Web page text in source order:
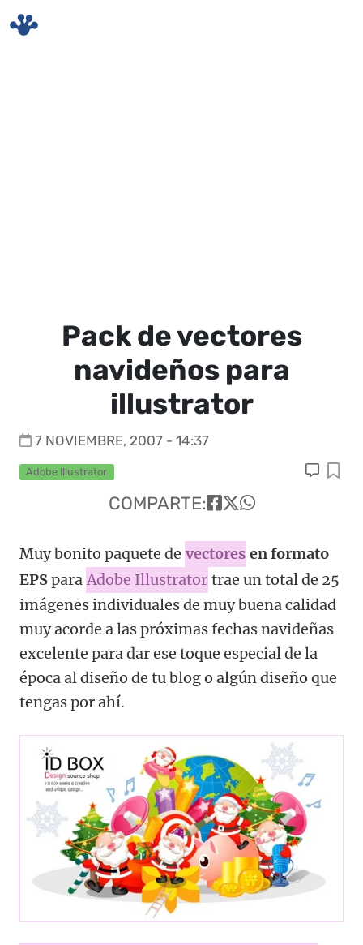
Pack de vectores
navideños para
illustrator
7 NOVIEMBRE, 2007 - 14:37
Adobe Illustrator
COMPARTE:
Muy bonito paquete de vectores en formato
EPSpara Adobe Illustrator trae un total de 25
imágenes individuales de muy buena calidad
muy acorde a las próximas fechas navideñas
excelente para dar ese toque especial de la
época al diseño de tu blog o algún diseño que
tengas por ahí.